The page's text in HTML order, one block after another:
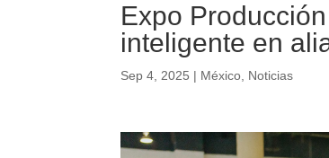
Expo
inteligente en
Sep 4, 2025 | México Noticias